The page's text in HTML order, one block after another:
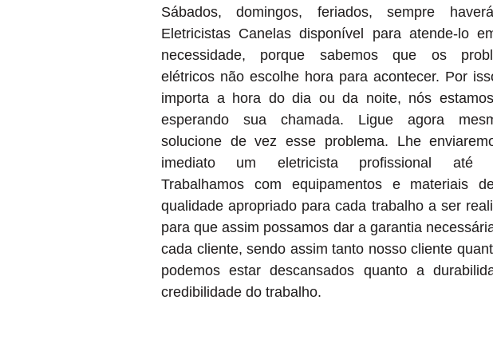
Sábados, domingos, feriados, sempre
Eletricistas Canelas disponível para atende-lo
necessidade, porque sabemos que os
elétricos não escolhe hora para acontecer. Por
importa a hora do dia ou da noite, nós
esperando sua chamada. Ligue agora
solucione de vez esse problema. Lhe
imediato um eletricista profissional até
Trabalhamos com equipamentos e materiais
qualidade apropriado para cada trabalho a ser
para que assim possamos dar a garantia
cada cliente, sendo assim tanto nosso cliente
podemos estar descansados quanto a
credibilidade do trabalho.